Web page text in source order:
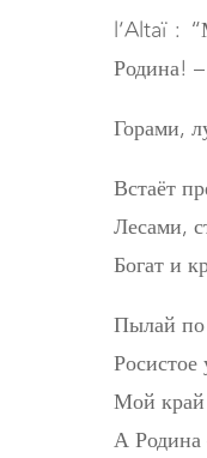
l’Altaï :
Родина!
Горами,
Встаёт
Лесами,
Богат и
Пылай по
Мой край
А Родина